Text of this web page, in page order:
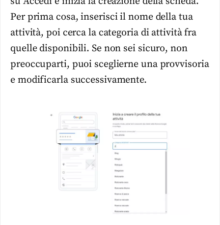
Per prima cosa, inserisci il nome della tua
attività, poi cerca la categoria di attività fra
quelle disponibili. Se non sei sicuro, non
preoccuparti, puoi sceglierne una provvisoria
e modificarla successivamente.